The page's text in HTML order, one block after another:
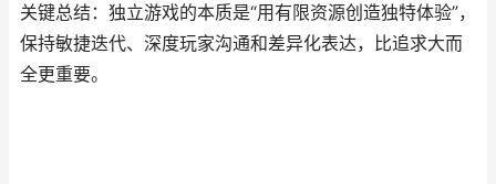
关键总结：独立游戏的本质是“用有限资源创造独特体验”，
保持敏捷迭代、深度玩家沟通和差异化表达，比追求大而
全更重要。